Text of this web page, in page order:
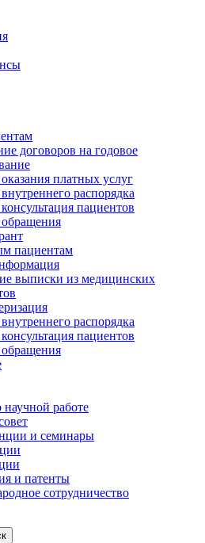
договоров на годовое
платных услуг
распорядка
пациентов
пациентам
выписки из медицинских
распорядка
пациентов
работе
и семинары
и патенты
сотрудничество